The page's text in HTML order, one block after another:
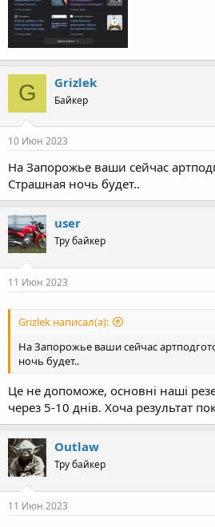
G Grizlek
Байкер
10 Июн 2023
На Запорожье ваши сейчас
Страшная ночь будет..
user
Тру байкер
11 Июн 2023
Grizlek написал(а):
На Запорожье ваши сейчас
ночь будет..
Це не допоможе, основні наші
через 5-10 днів. Хоча результат
Outlaw
Тру байкер
11 Июн 2023